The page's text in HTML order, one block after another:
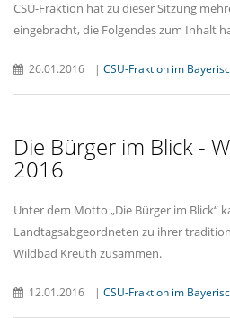
CSU-Fraktion hat zu dieser Sitzung
eingebracht, die Folgendes zum Inhalt
26.01.2016 | CSU-Fraktion im
Die Bürger im Blick -
2016
Unter dem Motto „Die Bürger im Blick“
Landtagsabgeordneten zu ihrer
Wildbad Kreuth zusammen.
12.01.2016 | CSU-Fraktion im